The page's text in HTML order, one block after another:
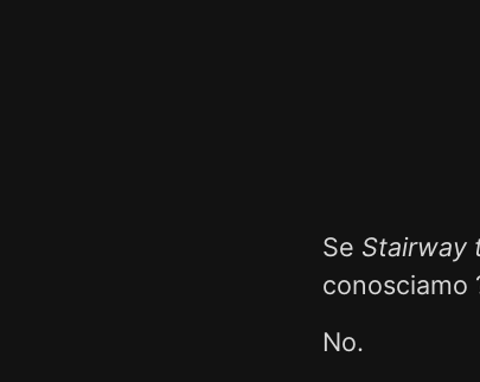
Se Stairway
conosciamo
No.